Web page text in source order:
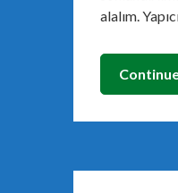
alalım.